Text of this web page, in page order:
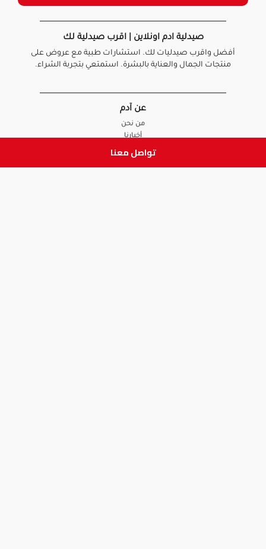
تواصل معنا
صيدلية ادم اونلاين | اقرب صيدلية لك
أفضل واقرب صيدليات لك. استشارات طبية مع عروض على
منتجات الجمال والعناية بالبشرة. استمتعي بتجربة الشراء.
عن آدم
من نحن
أخبارنا
الأسئلة الشائعة
تواصل معنا